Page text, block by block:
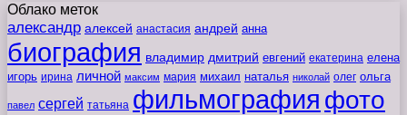
Облако меток
александр алексей анастасия андрей анна
биография владимир дмитрий евгений екатерина елена
игорь ирина личной максим мария михаил наталья николай олег ольга
павел сергей татьяна фильмография фото